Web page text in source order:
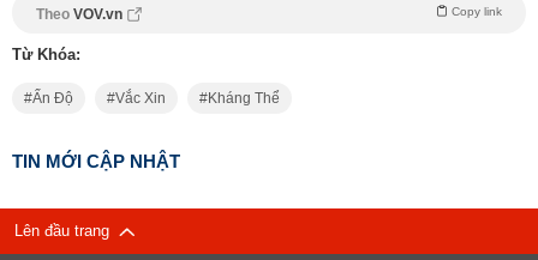
Theo VOV.vn Copy link
Từ Khóa:
Ấn Độ Vắc Xin Kháng Thể
TIN MỚI CẬP NHẬT
Lên đầu trang